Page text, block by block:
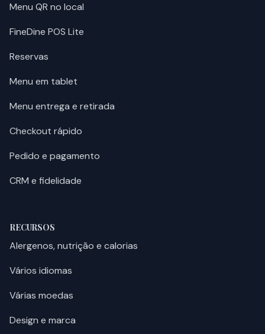
Menu QR no local
FineDine POS Lite
Reservas
Menu em tablet
Menu entrega e retirada
Checkout rápido
Pedido e pagamento
CRM e fidelidade
RECURSOS
Alergenos, nutrição e calorias
Vários idiomas
Várias moedas
Design e marca